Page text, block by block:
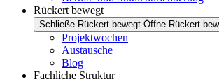
Rückert bewegt
Schließe Rückert bewegt Öffne Rückert
Projektwochen
Austausche
Blog
Fachliche Struktur